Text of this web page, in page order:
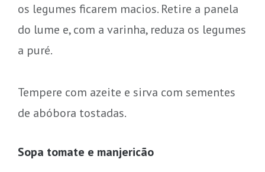
os legumes ficarem macios. Retire a panela
do lume e, com a varinha, reduza os legumes
a puré.
Tempere com azeite e sirva com sementes
de abóbora tostadas.
Sopa tomate e manjericão